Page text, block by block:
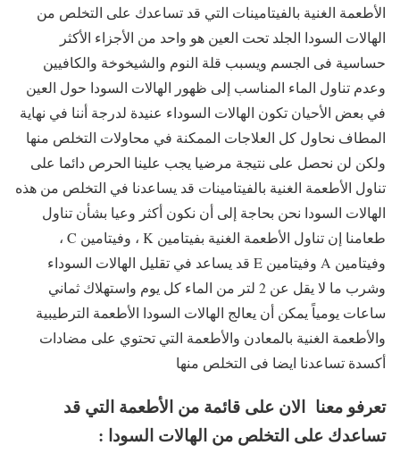
الأطعمة الغنية بالفيتامينات التي قد تساعدك على التخلص من
الهالات السودا الجلد تحت العين هو واحد من الأجزاء الأكثر
حساسية فى الجسم ويسبب قلة النوم والشيخوخة والكافيين
وعدم تناول الماء المناسب إلى ظهور الهالات السودا حول العين
في بعض الأحيان تكون الهالات السوداء عنيدة لدرجة أننا في نهاية
المطاف نحاول كل العلاجات الممكنة في محاولات التخلص منها
ولكن لن نحصل على نتيجة مرضيا يجب علينا الحرص دائما على
تناول الأطعمة الغنية بالفيتامينات قد يساعدنا في التخلص من هذه
الهالات السودا نحن بحاجة إلى أن نكون أكثر وعيا بشأن تناول
طعامنا إن تناول الأطعمة الغنية بفيتامين K ، وفيتامين C ،
وفيتامين A وفيتامين E قد يساعد في تقليل الهالات السوداء
وشرب ما لا يقل عن 2 لتر من الماء كل يوم واستهلاك ثماني
ساعات يومياً يمكن أن يعالج الهالات السودا الأطعمة الترطيبية
والأطعمة الغنية بالمعادن والأطعمة التي تحتوي على مضادات
أكسدة تساعدنا ايضا فى التخلص منها
تعرفو معنا الان على قائمة من الأطعمة التي قد
تساعدك على التخلص من الهالات السودا :